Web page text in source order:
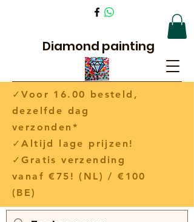
Diamond painting
✓Voor 16.00 besteld,
dezelfde dag
verzonden*
✓Altijd lage prijzen!
✓Gratis verzending
vanaf €75! (NL) / €100
(BE)